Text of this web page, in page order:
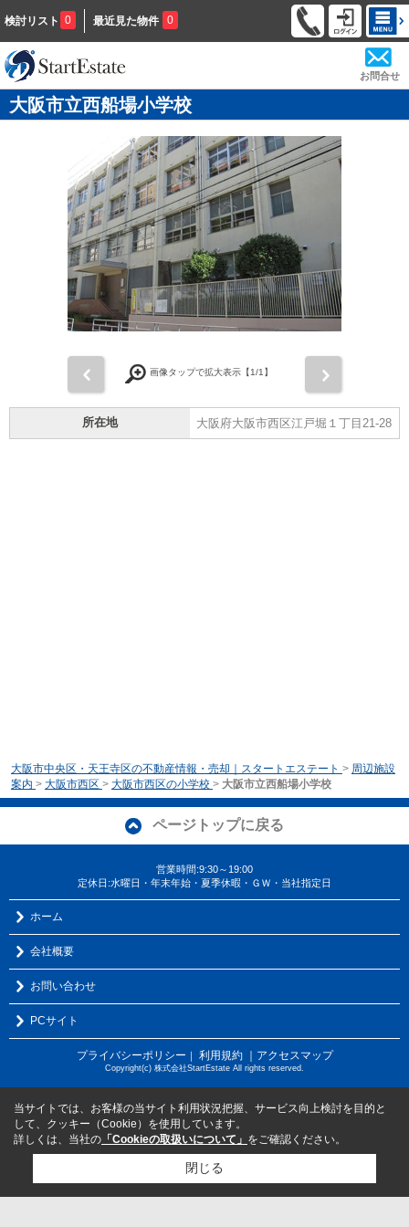
検討リスト 0 最近見た物件 0
お問合せ
大阪市立西船場小学校
画像タップで拡大表示【1/1】
所在地 大阪府大阪市西区江戸堀１丁目21-28
大阪市中央区・天王寺区の不動産情報・売却｜スタートエステート > 周辺施設
案内 > 大阪市西区 > 大阪市西区の小学校 > 大阪市立西船場小学校
ページトップに戻る
営業時間:9:30～19:00
定休日:水曜日・年末年始・夏季休暇・ＧＷ・当社指定日
ホーム
会社概要
お問い合わせ
PCサイト
プライバシーポリシー ｜ 利用規約 ｜アクセスマップ
Copyright(c) 株式会社StartEstate All rights reserved.
当サイトでは、お客様の当サイト利用状況把握、サービス向上検討を目的と
して、クッキー（Cookie）を使用しています。
詳しくは、当社の 「Cookieの取扱いについて」 をご確認ください。
閉じる